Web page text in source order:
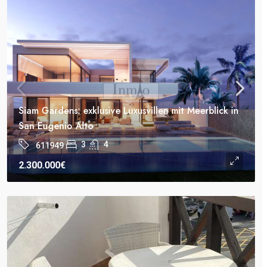
Siam Gardens: exklusive Luxusvillen mit Meerblick in
San Eugenio Alto
611949 3 4
2.300.000€